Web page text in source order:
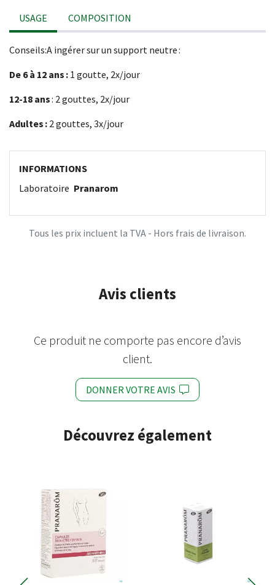
USAGE COMPOSITION
Conseils:A ingérer sur un support neutre :
De 6 à 12 ans : 1 goutte, 2x/jour
12-18 ans: 2 gouttes, 2x/jour
Adultes : 2 gouttes, 3x/jour
INFORMATIONS
Laboratoire Pranarom
Tous les prix incluent la TVA - Hors frais de livraison.
Avis clients
Ce produit ne comporte pas encore d’avis
client.
DONNER VOTRE AVIS
Découvrez également